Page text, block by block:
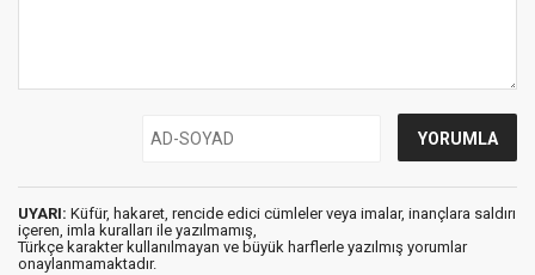
UYARI: Küfür, hakaret, rencide edici cümleler veya imalar, inançlara saldırı
içeren, imla kuralları ile yazılmamış,
Türkçe karakter kullanılmayan ve büyük harflerle yazılmış yorumlar
onaylanmamaktadır.